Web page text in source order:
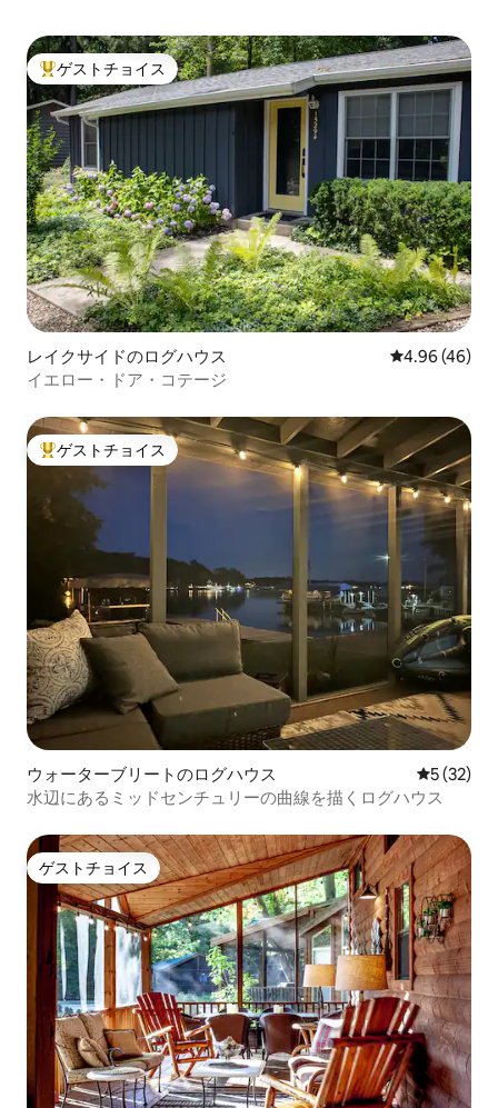
大好評のゲストチョイスです。
ゲストチョイス
レイクサイドのログハウス レビュー46
4.96 (46)
イエロー・ドア・コテージ
大好評のゲストチョイスです。
ゲストチョイス
ウォーターブリートのログハウス レビュー
5 (32)
水辺にあるミッドセンチュリーの曲線を描くログハウス
ゲストチョイス
ゲストチョイス